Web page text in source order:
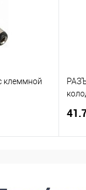
клеммной